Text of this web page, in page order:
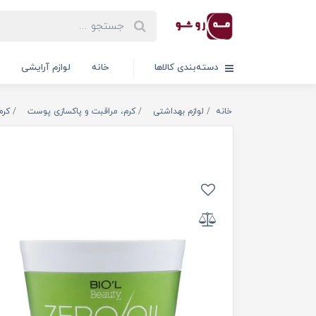
دسته‌بندی کالاها خانه لوازم آرایشی
خانه لوازم بهداشتی کرم، مراقبت و پاکسازی پوست